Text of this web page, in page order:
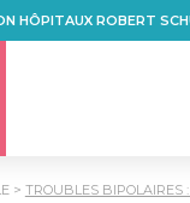
HÔPITAUX ROBERT
TROUBLES BIPOLAIRES